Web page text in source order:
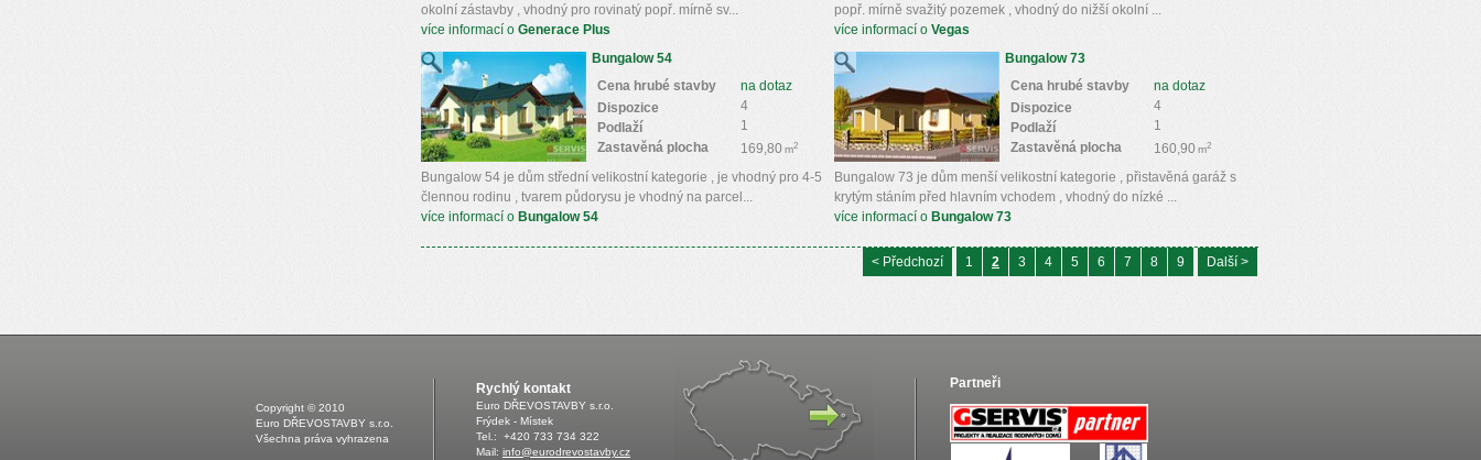
okolní zástavby , vhodný pro rovinatý popř. mírně sv...
více informací o Generace Plus
popř. mírně svažitý pozemek , vhodný do nižší okolní ...
více informací o Vegas
Bungalow 54
na dotaz
Cena hrubé stavby
4
Dispozice
1
Podlaží
169,80 m2
Zastavěná plocha
Bungalow 54 je dům střední velikostní kategorie , je vhodný pro 4-5
člennou rodinu , tvarem půdorysu je vhodný na parcel...
více informací o Bungalow 54
Bungalow 73
na dotaz
Cena hrubé stavby
4
Dispozice
1
Podlaží
160,90 m2
Zastavěná plocha
Bungalow 73 je dům menší velikostní kategorie , přistavěná garáž s
krytým stáním před hlavním vchodem , vhodný do nízké ...
více informací o Bungalow 73
< Předchozí 1 2 3 4 5 6 7 8 9 Další >
Copyright © 2010
Euro DŘEVOSTAVBY s.r.o.
Všechna práva vyhrazena
Rychlý kontakt
Euro DŘEVOSTAVBY s.r.o.
Frýdek - Místek
Tel.: +420 733 734 322
Mail: info@eurodrevostavby.cz
Partneři